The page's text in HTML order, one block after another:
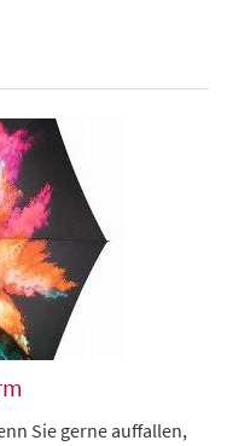
Sie gerne auffallen,